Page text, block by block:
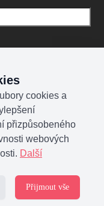
cookies a
přizpůsobeného
webových
Další
Přijmout vše